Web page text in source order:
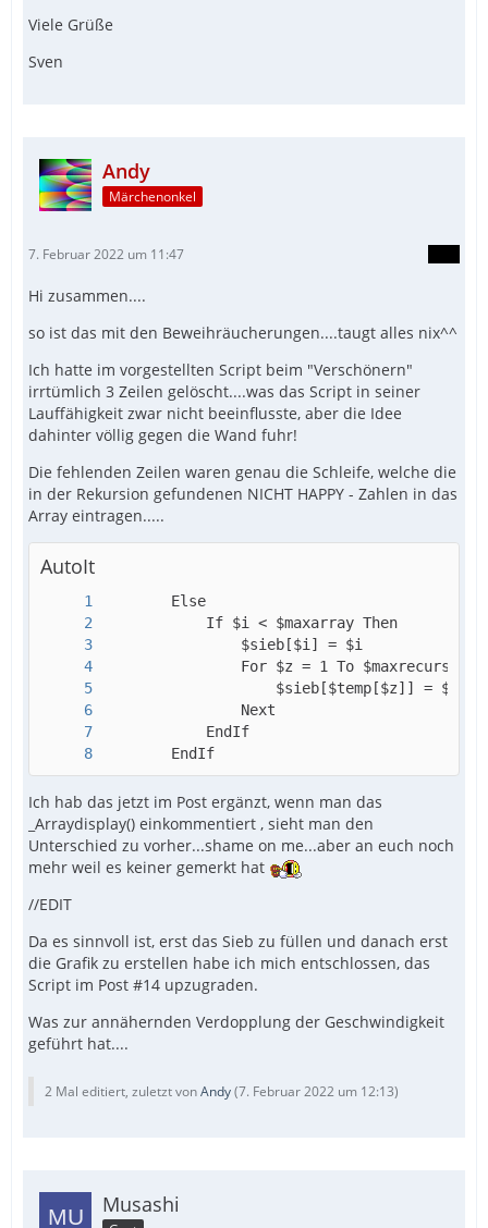
Viele Grüße
Sven
Andy
Märchenonkel
7. Februar 2022 um 11:47
Hi zusammen....
so ist das mit den Beweihräucherungen....taugt alles nix^^
Ich hatte im vorgestellten Script beim "Verschönern"
irrtümlich 3 Zeilen gelöscht....was das Script in seiner
Lauffähigkeit zwar nicht beeinflusste, aber die Idee
dahinter völlig gegen die Wand fuhr!
Die fehlenden Zeilen waren genau die Schleife, welche die
in der Rekursion gefundenen NICHT HAPPY - Zahlen in das
Array eintragen.....
AutoIt
        EndIf
Ich hab das jetzt im Post ergänzt, wenn man das
_Arraydisplay() einkommentiert , sieht man den
Unterschied zu vorher...shame on me...aber an euch noch
mehr weil es keiner gemerkt hat
//EDIT
Da es sinnvoll ist, erst das Sieb zu füllen und danach erst
die Grafik zu erstellen habe ich mich entschlossen, das
Script im Post #14 upzugraden.
Was zur annähernden Verdopplung der Geschwindigkeit
geführt hat....
2 Mal editiert, zuletzt vonAndy(7. Februar 2022 um 12:13)
Musashi